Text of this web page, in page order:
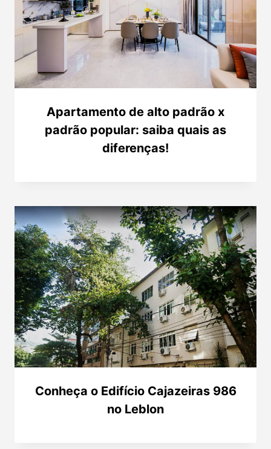
Apartamento de alto padrão x
padrão popular: saiba quais as
diferenças!
Conheça o Edifício Cajazeiras 986
no Leblon